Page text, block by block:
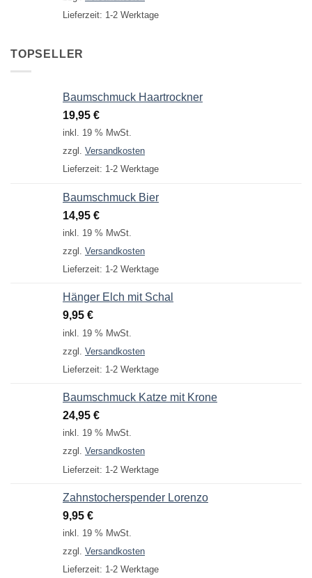
249,95 €
Lieferzeit: 1-2 Werktage
TOPSELLER
Baumschmuck Haartrockner
19,95 €
inkl. 19 % MwSt.
zzgl. Versandkosten
Lieferzeit: 1-2 Werktage
Baumschmuck Bier
14,95 €
inkl. 19 % MwSt.
zzgl. Versandkosten
Lieferzeit: 1-2 Werktage
Hänger Elch mit Schal
9,95 €
inkl. 19 % MwSt.
zzgl. Versandkosten
Lieferzeit: 1-2 Werktage
Baumschmuck Katze mit Krone
24,95 €
inkl. 19 % MwSt.
zzgl. Versandkosten
Lieferzeit: 1-2 Werktage
Zahnstocherspender Lorenzo
9,95 €
inkl. 19 % MwSt.
zzgl. Versandkosten
Lieferzeit: 1-2 Werktage